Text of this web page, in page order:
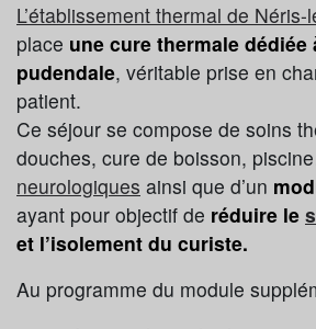
L’établissement thermal de Néris-
place une cure thermale dédiée
pudendale, véritable prise en
patient.
Ce séjour se compose de soins
douches, cure de boisson,
neurologiques ainsi que d’un
ayant pour objectif de réduire le
et l’isolement du curiste.
Au programme du module